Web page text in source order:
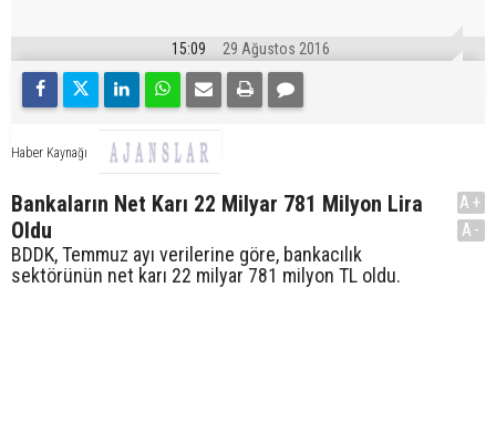
15:09 29 Ağustos 2016
Haber Kaynağı
Bankaların Net Karı 22 Milyar 781 Milyon Lira
Oldu
BDDK, Temmuz ayı verilerine göre, bankacılık
sektörünün net karı 22 milyar 781 milyon TL oldu.
A+
A-